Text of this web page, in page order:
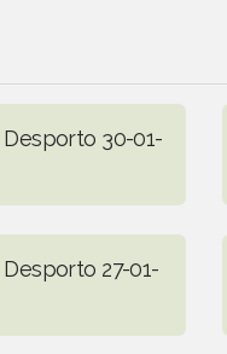
30-01-
27-01-